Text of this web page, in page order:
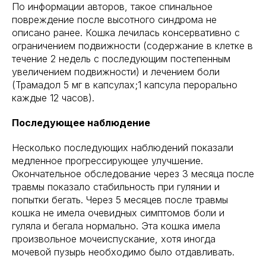
По информации авторов, такое спинальное
повреждение после высотного синдрома не
описано ранее. Кошка лечилась консервативно с
ограничением подвижности (содержание в клетке в
течение 2 недель с последующим постепенным
увеличением подвижности) и лечением боли
(Трамадол 5 мг в капсулах;1 капсула перорально
каждые 12 часов).
Последующее наблюдение
Несколько последующих наблюдений показали
медленное прогрессирующее улучшение.
Окончательное обследование через 3 месяца после
травмы показало стабильность при гулянии и
попытки бегать. Через 5 месяцев после травмы
кошка не имела очевидных симптомов боли и
гуляла и бегала нормально. Эта кошка имела
произвольное мочеиспускание, хотя иногда
мочевой пузырь необходимо было отдавливать.